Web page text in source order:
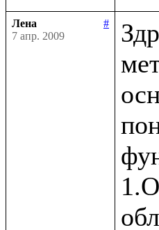
Лена
#
7 апр. 2009